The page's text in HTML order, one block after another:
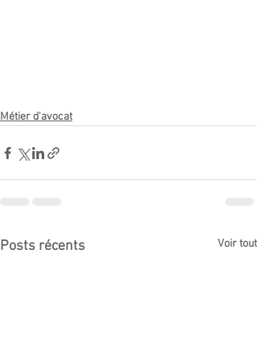
Métier d'avocat
Posts récents Voir tout